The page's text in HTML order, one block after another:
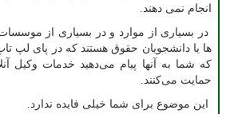
انجام نمی دهند.
در بسیاری از موارد و در بسیاری از
ها یا دانشجویان حقوق هستند که در پای لپ
که شما به آنها پیام می‌دهید خدمات وکیل
حمایت می‌کنند.
این موضوع برای شما خیلی فایده ندارد.